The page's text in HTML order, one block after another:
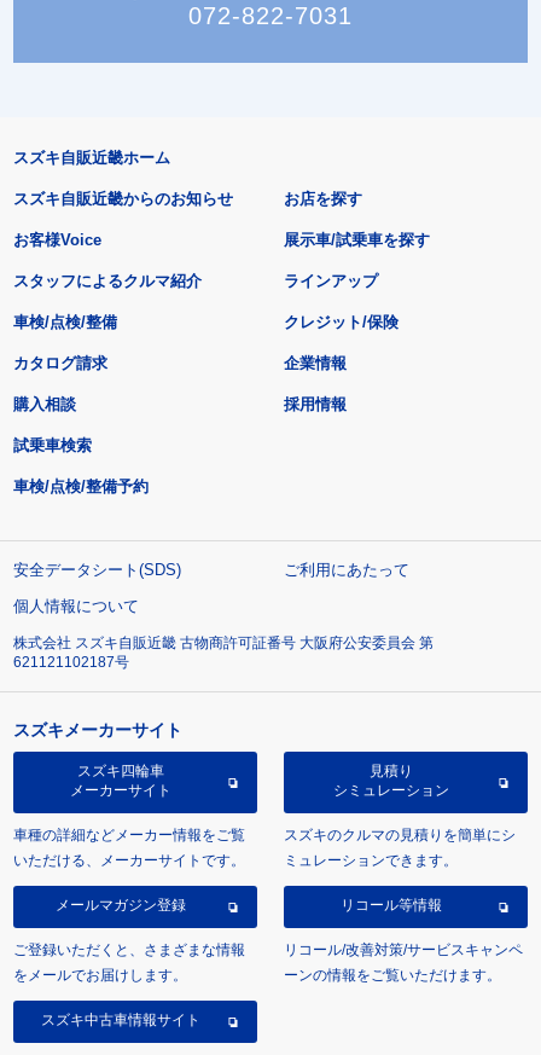
072-822-7031
スズキ自販近畿ホーム
スズキ自販近畿からのお知らせ
お客様Voice
スタッフによるクルマ紹介
お店を探す
展示車/試乗車を探す
ラインアップ
車検/点検/整備 クレジット/保険
カタログ請求
購入相談
試乗車検索
車検/点検/整備予約
企業情報
採用情報
安全データシート(SDS)
ご利用にあたって
個人情報について
株式会社 スズキ自販近畿 古物商許可証番号 大阪府公安委員会 第
621121102187号
スズキメーカーサイト
スズキ四輪車
メーカーサイト
車種の詳細などメーカー情報をご覧
いただける、メーカーサイトです。
見積り
シミュレーション
スズキのクルマの見積りを簡単にシ
ミュレーションできます。
メールマガジン登録
ご登録いただくと、さまざまな情報
をメールでお届けします。
リコール等情報
リコール/改善対策/サービスキャンペ
ーンの情報をご覧いただけます。
スズキ中古車情報サイト